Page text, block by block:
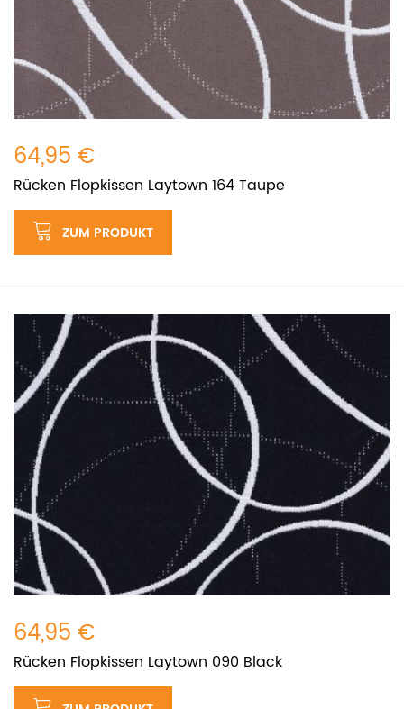
64,95 €
Rücken Flopkissen Laytown 164 Taupe
ZUM PRODUKT
64,95 €
Rücken Flopkissen Laytown 090 Black